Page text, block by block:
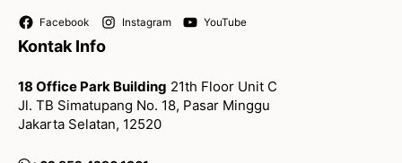
Facebook Instagram YouTube
Kontak Info
18 Office Park Building 21th Floor Unit C
Jl. TB Simatupang No. 18, Pasar Minggu
Jakarta Selatan, 12520